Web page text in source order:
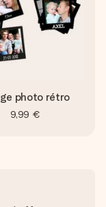
photo rétro
9,99 €